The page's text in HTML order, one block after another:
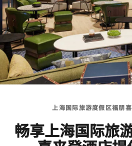
上海国际旅游度假区福朋
畅享上海国际旅